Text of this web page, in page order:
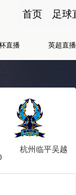
首页 足球
直播 英超直播
杭州临平吴越